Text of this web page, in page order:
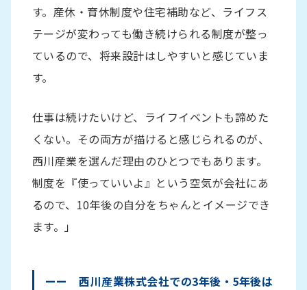
す。産休・育休制度や住宅補助など、ライフス
テージが変わっても働き続けられる制度が整っ
ているので、将来設計はしやすいと感じていま
す。
仕事は続けたいけど、ライフイベントも諦めた
くない。その両方が描けると感じられるのが、
西川産業を選んだ理由のひとつでもあります。
制度を『使っていいよ』という空気が会社にあ
るので、10年後の自分をちゃんとイメージでき
ます。」
ーー 西川産業株式会社での3年後・5年後は